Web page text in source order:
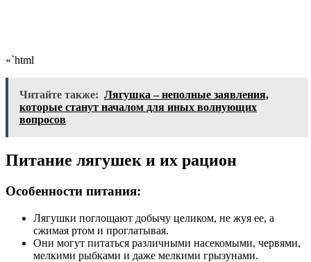
«`html
Читайте также: Лягушка – неполные заявления,
которые станут началом для иных волнующих
вопросов
Питание лягушек и их рацион
Особенности питания:
Лягушки поглощают добычу целиком, не жуя ее, а
сжимая ртом и проглатывая.
Они могут питаться различными насекомыми, червями,
мелкими рыбками и даже мелкими грызунами.